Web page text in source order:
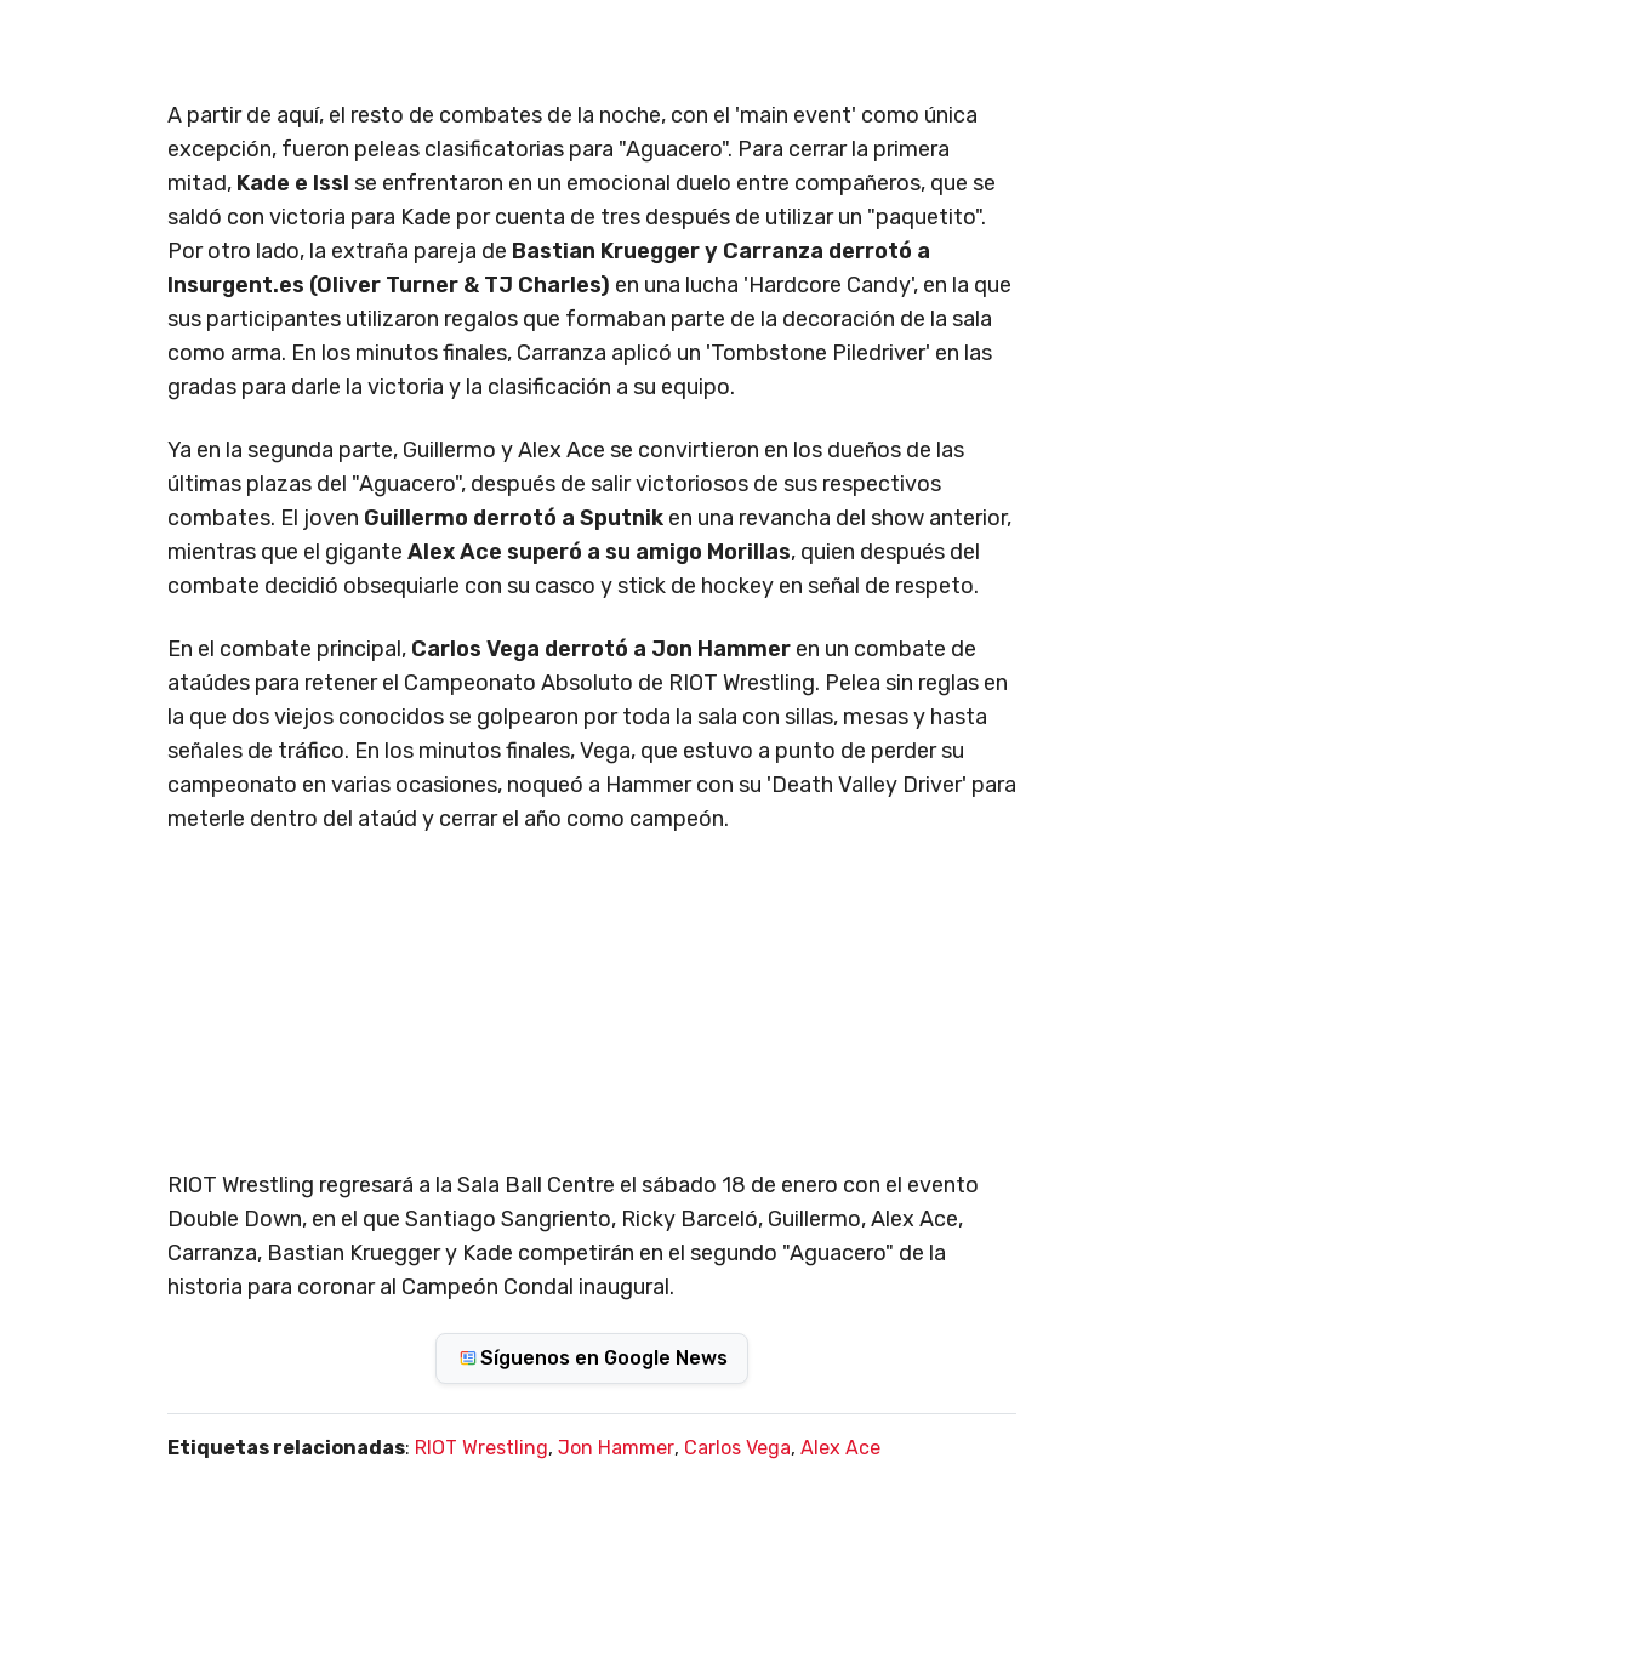
A partir de aquí, el resto de combates de la noche, con el 'main event' como única
excepción, fueron peleas clasificatorias para "Aguacero". Para cerrar la primera
mitad, Kade e IssI se enfrentaron en un emocional duelo entre compañeros, que se
saldó con victoria para Kade por cuenta de tres después de utilizar un "paquetito".
Por otro lado, la extraña pareja de Bastian Kruegger y Carranza derrotó a
Insurgent.es (Oliver Turner & TJ Charles) en una lucha 'Hardcore Candy', en la que
sus participantes utilizaron regalos que formaban parte de la decoración de la sala
como arma. En los minutos finales, Carranza aplicó un 'Tombstone Piledriver' en las
gradas para darle la victoria y la clasificación a su equipo.
Ya en la segunda parte, Guillermo y Alex Ace se convirtieron en los dueños de las
últimas plazas del "Aguacero", después de salir victoriosos de sus respectivos
combates. El joven Guillermo derrotó a Sputnik en una revancha del show anterior,
mientras que el gigante Alex Ace superó a su amigo Morillas, quien después del
combate decidió obsequiarle con su casco y stick de hockey en señal de respeto.
En el combate principal, Carlos Vega derrotó a Jon Hammer en un combate de
ataúdes para retener el Campeonato Absoluto de RIOT Wrestling. Pelea sin reglas en
la que dos viejos conocidos se golpearon por toda la sala con sillas, mesas y hasta
señales de tráfico. En los minutos finales, Vega, que estuvo a punto de perder su
campeonato en varias ocasiones, noqueó a Hammer con su 'Death Valley Driver' para
meterle dentro del ataúd y cerrar el año como campeón.
RIOT Wrestling regresará a la Sala Ball Centre el sábado 18 de enero con el evento
Double Down, en el que Santiago Sangriento, Ricky Barceló, Guillermo, Alex Ace,
Carranza, Bastian Kruegger y Kade competirán en el segundo "Aguacero" de la
historia para coronar al Campeón Condal inaugural.
Síguenos en Google News
Etiquetas relacionadas: RIOT Wrestling, Jon Hammer, Carlos Vega, Alex Ace